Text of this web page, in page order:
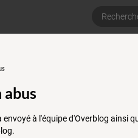
abus
envoyé à l'équipe d'Overblog ainsi